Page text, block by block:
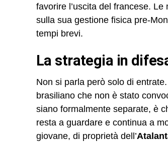
favorire l’uscita del francese. Le
sulla sua gestione fisica pre-
tempi brevi.
La strategia in
Non si parla però solo di
brasiliano che non è stato
siano formalmente separate, è
resta a guardare e continua a
giovane, di proprietà dell’